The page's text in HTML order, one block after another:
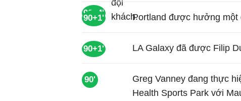
90+4'
90+1' Portland được hưởng một
90+1' LA Galaxy đã được Filip
90'
Greg Vanney đang thực
Health Sports Park với